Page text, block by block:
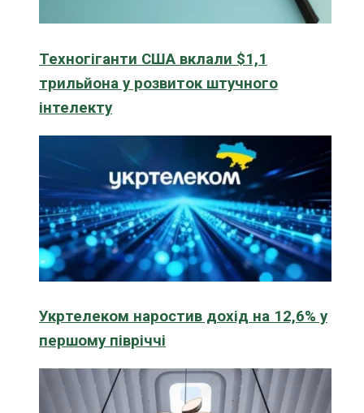
Техногіганти США вклали $1,1
трильйона у розвиток штучного
інтелекту
Укртелеком наростив дохід на 12,6% у
першому півріччі